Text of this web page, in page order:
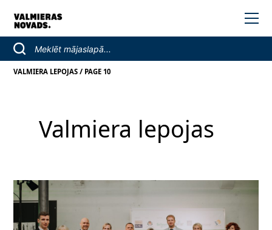
VALMIERA LEPOJAS / PAGE 10
Valmiera lepojas